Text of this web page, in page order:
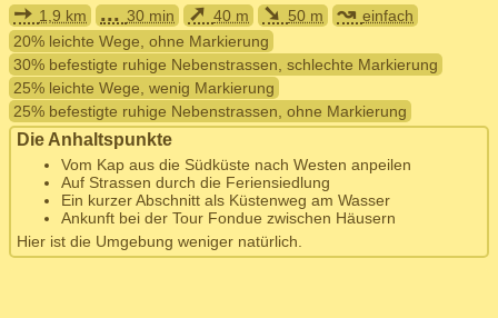
➙ 1,9 km ... 30 min ➚ 40 m ➘ 50 m ↝ einfach
20% leichte Wege, ohne Markierung
30% befestigte ruhige Nebenstrassen, schlechte Markierung
25% leichte Wege, wenig Markierung
25% befestigte ruhige Nebenstrassen, ohne Markierung
Die Anhaltspunkte
Vom Kap aus die Südküste nach Westen anpeilen
Auf Strassen durch die Feriensiedlung
Ein kurzer Abschnitt als Küstenweg am Wasser
Ankunft bei der Tour Fondue zwischen Häusern
Hier ist die Umgebung weniger natürlich.